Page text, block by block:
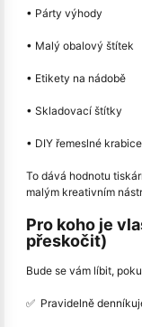
• Párty výhody
• Malý obalový štítek
• Etikety na nádobě
• Skladovací štítky
• DIY řemeslné krabice
To dává hodnotu
malým kreativním
Pro koho je
přeskočit)
Bude se vám líbit,
✅ ️ Pravidelně